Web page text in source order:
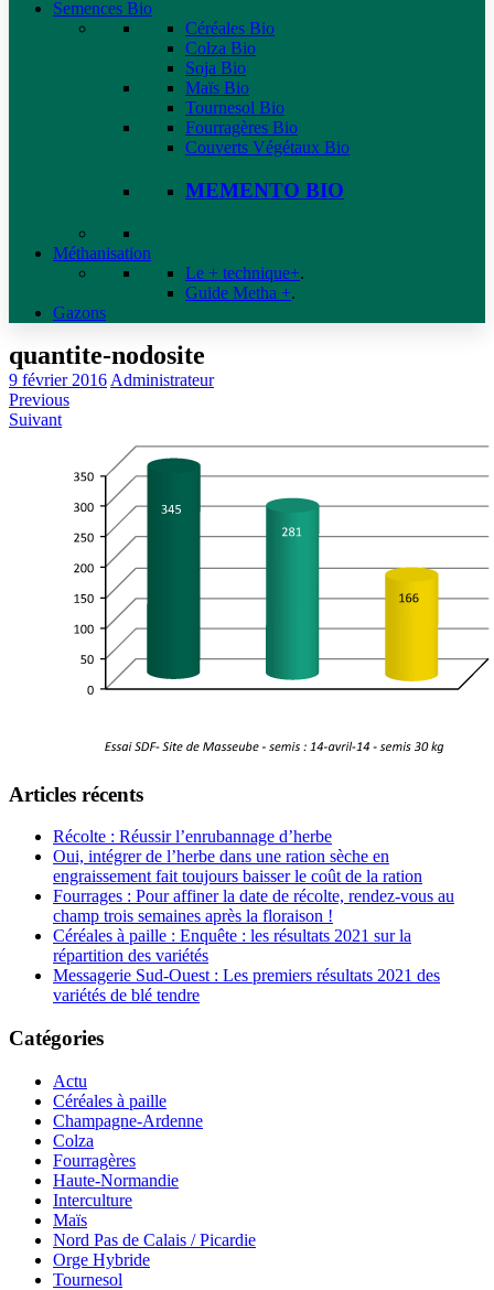
Semences Bio
Céréales Bio
Colza Bio
Soja Bio
Maïs Bio
Tournesol Bio
Fourragères Bio
Couverts Végétaux Bio
MEMENTO BIO
Méthanisation
Le + technique+.
Guide Metha +.
Gazons
quantite-nodosite
9 février 2016 Administrateur
Previous
Suivant
Articles récents
Récolte : Réussir l’enrubannage d’herbe
Oui, intégrer de l’herbe dans une ration sèche en
engraissement fait toujours baisser le coût de la ration
Fourrages : Pour affiner la date de récolte, rendez-vous au
champ trois semaines après la floraison !
Céréales à paille : Enquête : les résultats 2021 sur la
répartition des variétés
Messagerie Sud-Ouest : Les premiers résultats 2021 des
variétés de blé tendre
Catégories
Actu
Céréales à paille
Champagne-Ardenne
Colza
Fourragères
Haute-Normandie
Interculture
Maïs
Nord Pas de Calais / Picardie
Orge Hybride
Tournesol